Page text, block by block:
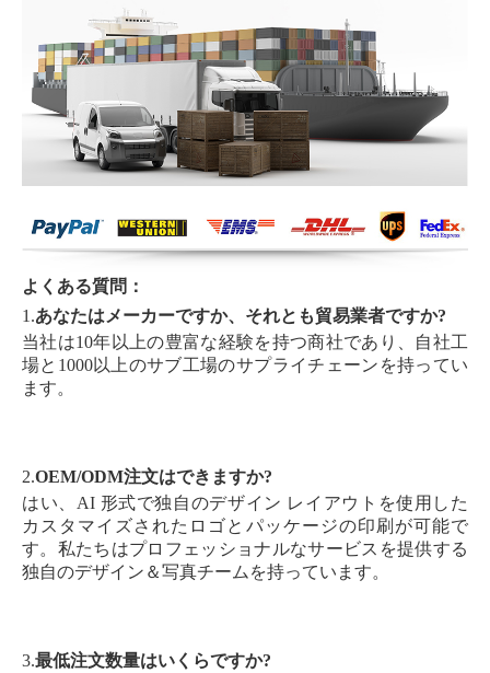
よくある質問：
1.あなたはメーカーですか、それとも貿易業者ですか?
当社は10年以上の豊富な経験を持つ商社であり、自社工
場と1000以上のサブ工場のサプライチェーンを持ってい
ます。
2.OEM/ODM注文はできますか?
はい、AI 形式で独自のデザイン レイアウトを使用した
カスタマイズされたロゴとパッケージの印刷が可能で
す。私たちはプロフェッショナルなサービスを提供する
独自のデザイン＆写真チームを持っています。
3.最低注文数量はいくらですか?